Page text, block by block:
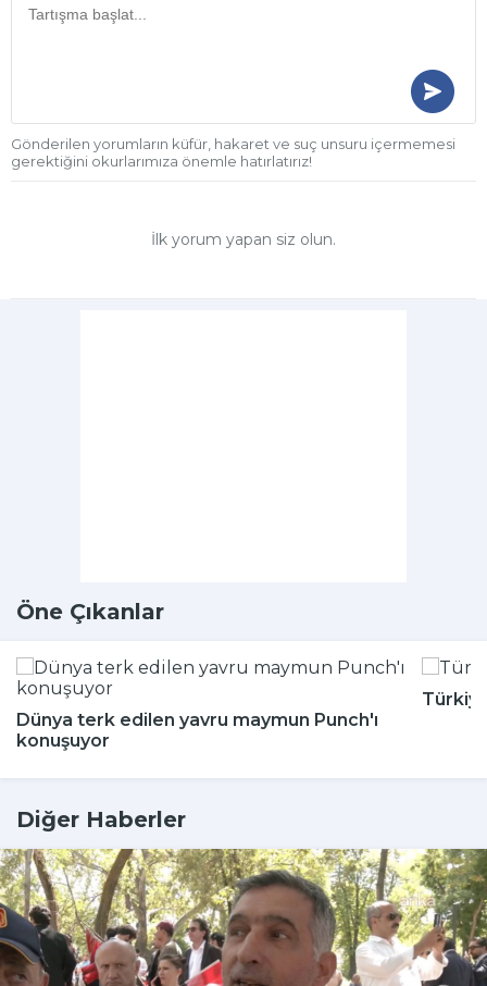
Gönderilen yorumların küfür, hakaret ve suç unsuru içermemesi
gerektiğini okurlarımıza önemle hatırlatırız!
İlk yorum yapan siz olun.
Öne Çıkanlar
Dünya terk edilen yavru maymun Punch'ı
konuşuyor
Diğer Haberler